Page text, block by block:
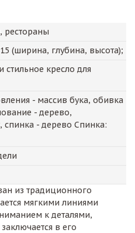
рестораны
(ширина, глубина, высота);
стильное кресло для
- массив бука, обивка
- дерево,
спинка - дерево Спинка:
из традиционного
мягкими линиями
к деталями,
в его